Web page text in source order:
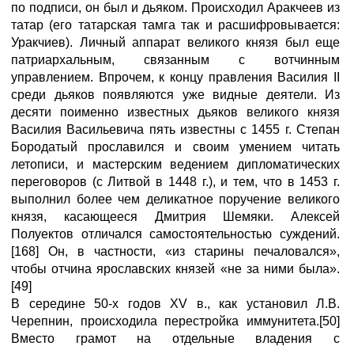
по подписи, он был и дьяком. Происходил Аракчеев из
татар (его татарская тамга так и расшифровывается:
Уракчиев). Личный аппарат великого князя был еще
патриархальным, связанным с вотчинным
управлением. Впрочем, к концу правления Василия II
среди дьяков появляются уже видные деятели. Из
десяти поименно известных дьяков великого князя
Василия Васильевича пять известны с 1455 г. Степан
Бородатый прославился и своим умением читать
летописи, и мастерским ведением дипломатических
переговоров (с Литвой в 1448 г.), и тем, что в 1453 г.
выполнил более чем деликатное поручение великого
князя, касающееся Дмитрия Шемяки. Алексей
Полуектов отличался самостоятельностью суждений.
[168] Он, в частности, «из старины печаловался»,
чтобы отчина ярославских князей «не за ними была».
[49]
В середине 50-х годов XV в., как установил Л.В.
Черепнин, происходила перестройка иммунитета.[50]
Вместо грамот на отдельные владения с